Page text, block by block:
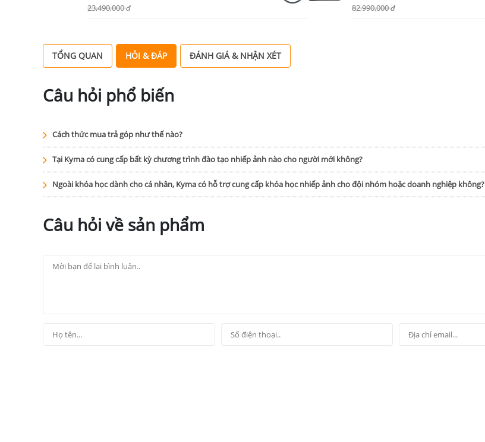
23,490,000đ 82,990,000đ
TỔNG QUAN HỎI & ĐÁP ĐÁNH GIÁ & NHẬN XÉT
Câu hỏi phổ biến
Cách thức mua trả góp như thế nào?
Tại Kyma có cung cấp bất kỳ chương trình đào tạo nhiếp ảnh nào cho người mới không?
Ngoài khóa học dành cho cá nhân, Kyma có hỗ trợ cung cấp khóa học nhiếp ảnh cho đội nhóm hoặc doanh nghiệp không?
Câu hỏi về sản phẩm